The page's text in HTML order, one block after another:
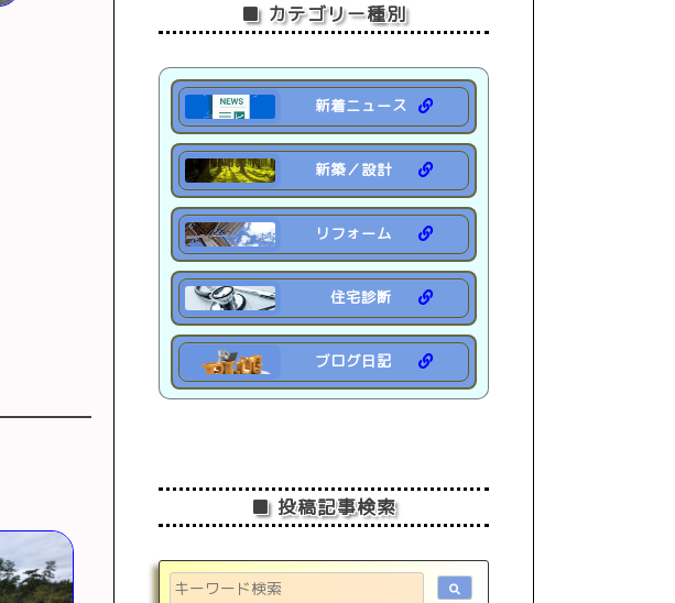
■ カテゴリー種別
新着ニュース
新築／設計
リフォーム
住宅診断
ブログ日記
■ 投稿記事検索